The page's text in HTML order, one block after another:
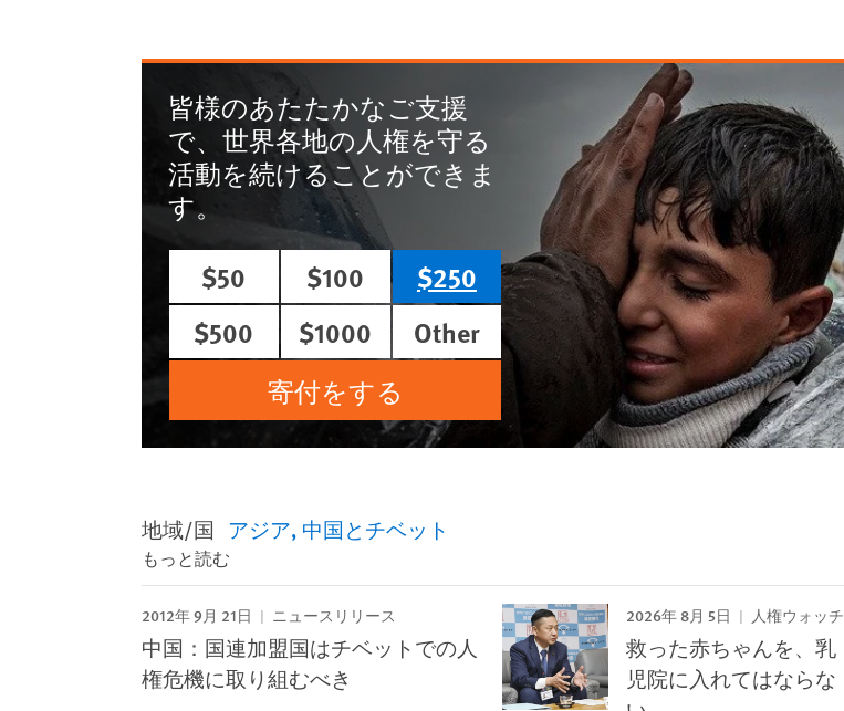
皆様のあたたかなご支援
で、世界各地の人権を守る
活動を続けることができま
す。
$50
$100
$250
$500
$1000
Other
寄付をする
地域/国 アジア 中国とチベット
もっと読む
2012年 9月 21日 ニュースリリース
中国：国連加盟国はチベットでの人
権危機に取り組むべき
2026年 8月 5日 人権ウォッチ
救った赤ちゃんを、乳
児院に入れてはならな